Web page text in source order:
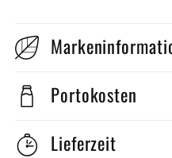
Portokosten
Lieferzeit